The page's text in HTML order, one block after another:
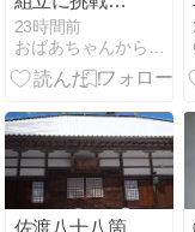
車内の雰囲気
が見えてきま
した
23時間前